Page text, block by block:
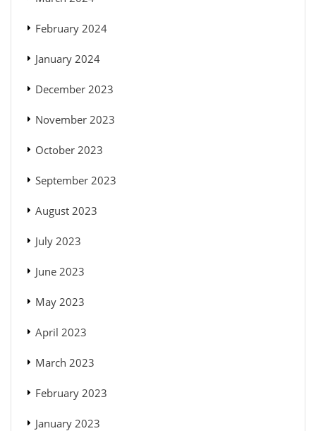
February 2024
January 2024
December 2023
November 2023
October 2023
September 2023
August 2023
July 2023
June 2023
May 2023
April 2023
March 2023
February 2023
January 2023